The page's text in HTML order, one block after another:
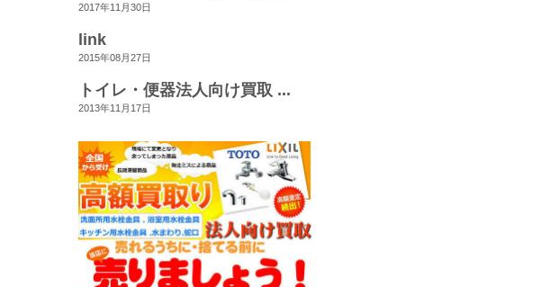
2017年11月30日
link
2015年08月27日
トイレ・便器法人向け買取 ...
2013年11月17日